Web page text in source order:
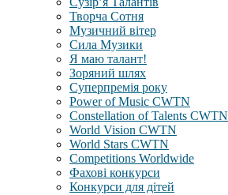
Творча Сотня
Музичний вітер
Сила Музики
Я маю талант!
Зоряний шлях
Суперпремія року
Power of Music CWTN
Constellation of Talents CWTN
World Vision CWTN
World Stars CWTN
Competitions Worldwide
Фахові конкурси
Конкурси для дітей